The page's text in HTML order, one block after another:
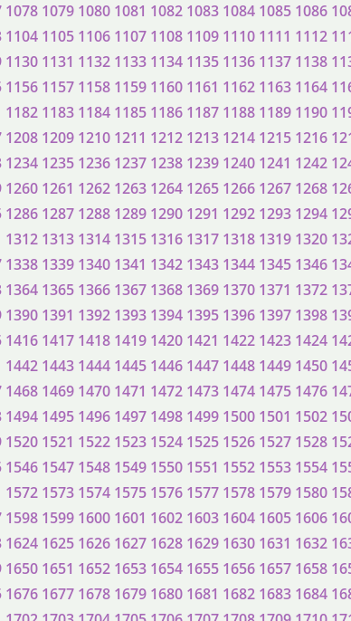
1078 1079 1080 1081 1082 1083 1084 1085 1086
1104 1105 1106 1107 1108 1109 1110 1111 1112
1130 1131 1132 1133 1134 1135 1136 1137 1138
1156 1157 1158 1159 1160 1161 1162 1163 1164
1182 1183 1184 1185 1186 1187 1188 1189 1190
1208 1209 1210 1211 1212 1213 1214 1215 1216
1234 1235 1236 1237 1238 1239 1240 1241 1242
1260 1261 1262 1263 1264 1265 1266 1267 1268
1286 1287 1288 1289 1290 1291 1292 1293 1294
1312 1313 1314 1315 1316 1317 1318 1319 1320
1338 1339 1340 1341 1342 1343 1344 1345 1346
1364 1365 1366 1367 1368 1369 1370 1371 1372
1390 1391 1392 1393 1394 1395 1396 1397 1398
1416 1417 1418 1419 1420 1421 1422 1423 1424
1442 1443 1444 1445 1446 1447 1448 1449 1450
1468 1469 1470 1471 1472 1473 1474 1475 1476
1494 1495 1496 1497 1498 1499 1500 1501 1502
1520 1521 1522 1523 1524 1525 1526 1527 1528
1546 1547 1548 1549 1550 1551 1552 1553 1554
1572 1573 1574 1575 1576 1577 1578 1579 1580
1598 1599 1600 1601 1602 1603 1604 1605 1606
1624 1625 1626 1627 1628 1629 1630 1631 1632
1650 1651 1652 1653 1654 1655 1656 1657 1658
1676 1677 1678 1679 1680 1681 1682 1683 1684